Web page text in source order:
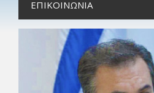
ΕΠΙΚΟΙΝΩΝΊΑ